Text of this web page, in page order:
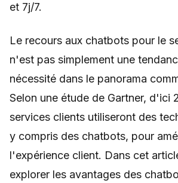
et 7j/7.
Le recours aux chatbots pour le
n'est pas simplement une
nécessité dans le panorama
Selon une étude de Gartner, d'ici
services clients utiliseront des
y compris des chatbots, pour
l'expérience client. Dans cet
explorer les avantages des